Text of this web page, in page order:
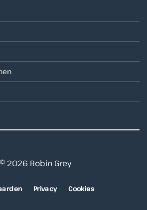
© 2026 Robin Grey
Privacy Cookies